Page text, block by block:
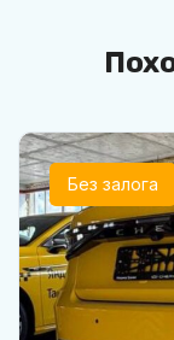
Без залога